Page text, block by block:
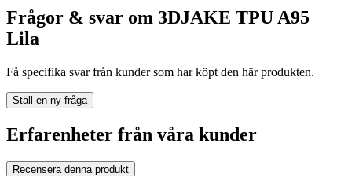
Frågor & svar om 3DJAKE TPU A95
Lila
Få specifika svar från kunder som har köpt den här produkten.
Ställ en ny fråga
Erfarenheter från våra kunder
Recensera denna produkt